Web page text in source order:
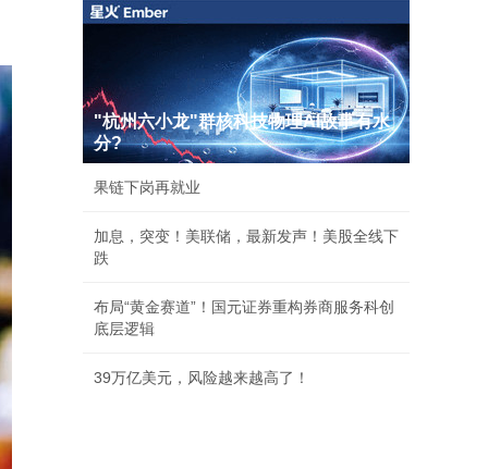
"杭州六小龙"群核科技物理AI故事有水
分?
果链下岗再就业
加息，突变！美联储，最新发声！美股全线下
跌
布局“黄金赛道”！国元证券重构券商服务科创
底层逻辑
39万亿美元，风险越来越高了！